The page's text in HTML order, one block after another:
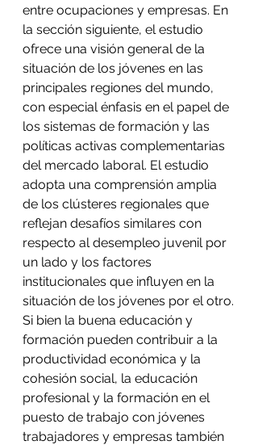
entre ocupaciones y empresas. En
la sección siguiente, el estudio
ofrece una visión general de la
situación de los jóvenes en las
principales regiones del mundo,
con especial énfasis en el papel de
los sistemas de formación y las
políticas activas complementarias
del mercado laboral. El estudio
adopta una comprensión amplia
de los clústeres regionales que
reflejan desafíos similares con
respecto al desempleo juvenil por
un lado y los factores
institucionales que influyen en la
situación de los jóvenes por el otro.
Si bien la buena educación y
formación pueden contribuir a la
productividad económica y la
cohesión social, la educación
profesional y la formación en el
puesto de trabajo con jóvenes
trabajadores y empresas también